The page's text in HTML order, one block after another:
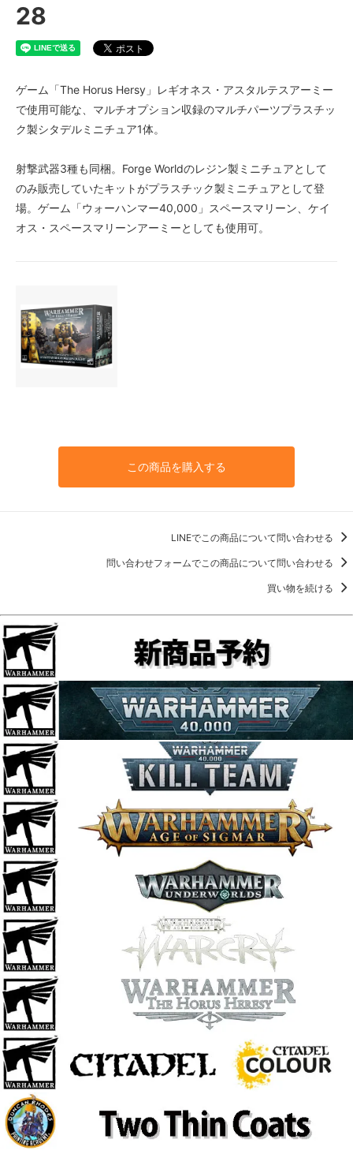
28
ゲーム「The Horus Hersy」レギオネス・アスタルテスアーミー
で使用可能な、マルチオプション収録のマルチパーツプラスチッ
ク製シタデルミニチュア1体。
射撃武器3種も同梱。Forge Worldのレジン製ミニチュアとして
のみ販売していたキットがプラスチック製ミニチュアとして登
場。ゲーム「ウォーハンマー40,000」スペースマリーン、ケイ
オス・スペースマリーンアーミーとしても使用可。
この商品を購入する
LINEでこの商品について問い合わせる
問い合わせフォームでこの商品について問い合わせる
買い物を続ける